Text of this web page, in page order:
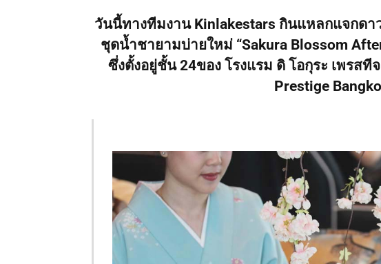
วันนี้ทางทีมงาน Kinlakestars กินแหลกแจกดา
ชุดน้ำชายามบ่ายใหม่ “Sakura Blossom
ซึ่งตั้งอยู่ชั้น 24ของ โรงแรม ดิ โอกุระ เพรสที
Prestige